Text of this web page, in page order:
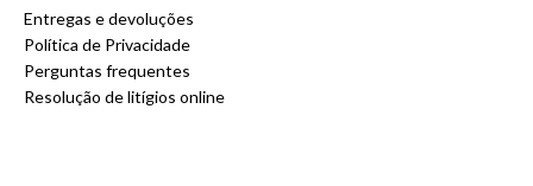
Entregas e devoluções
Política de Privacidade
Perguntas frequentes
Resolução de litígios online